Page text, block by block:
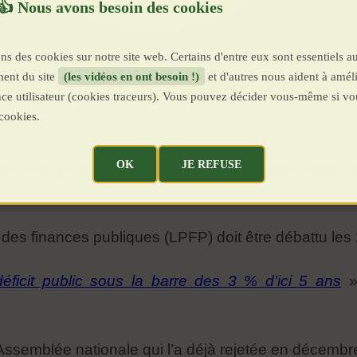
Crédits photo : Shutterstock
publiques (LPFP) pourrait passer sans
finances publiques (LPFP) doit être débattu
public sous la barre des 3 % d’ici 5 ans
nationale qui l’a déjà rejetée en
des cookies sur notre site web. Certains d'entre eux sont essentiels
du site
(les vidéos en ont besoin !)
et d'autres nous aident à
utilisateur (cookies traceurs). Vous pouvez décider vous-même si
OK JE REFUSE